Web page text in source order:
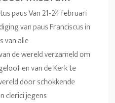
paus Van 21-24 februari
van paus Franciscus in
van alle
de wereld verzameld om
en van de Kerk te
door schokkende
clerici jegens